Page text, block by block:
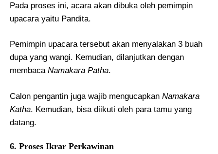
Pada proses ini, acara akan dibuka oleh pemimpin
upacara yaitu Pandita.
Pemimpin upacara tersebut akan menyalakan 3 buah
dupa yang wangi. Kemudian, dilanjutkan dengan
membaca Namakara Patha.
Calon pengantin juga wajib mengucapkan Namakara
Katha. Kemudian, bisa diikuti oleh para tamu yang
datang.
6. Proses Ikrar Perkawinan